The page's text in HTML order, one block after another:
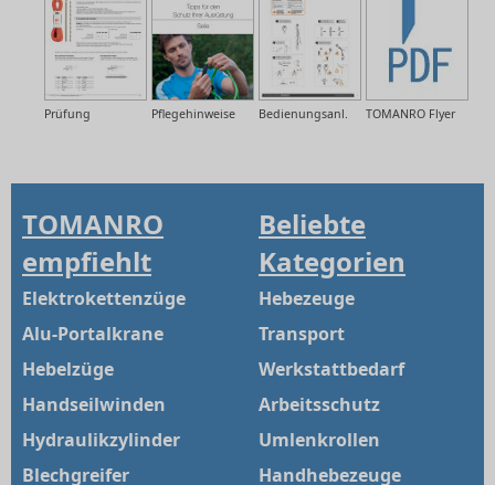
TOMANRO Flyer
Bedienungsanl.
Pflegehinweise
Prüfung
TOMANRO
empfiehlt
Elektrokettenzüge
Alu-Portalkrane
Hebelzüge
Handseilwinden
Hydraulikzylinder
Blechgreifer
Beliebte
Kategorien
Hebezeuge
Transport
Werkstattbedarf
Arbeitsschutz
Umlenkrollen
Handhebezeuge